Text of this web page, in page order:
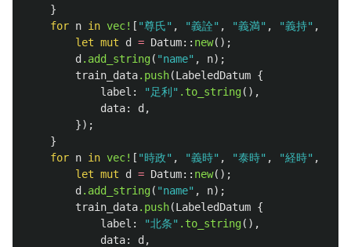
}
for n in vec! [ "尊氏" , "義詮" , "義満" , "義持" ,
let mut d = Datum:: new();
d .add_string( "name" , n);
train_data.push(LabeledDatum {
label : "足利" .to_string(),
data: d ,
});
}
for n in vec! [ "時政" , "義時" , "泰時" , "経時" ,
let mut d = Datum:: new();
d .add_string( "name" , n);
train_data.push(LabeledDatum {
label : "北条" .to_string(),
data: d ,